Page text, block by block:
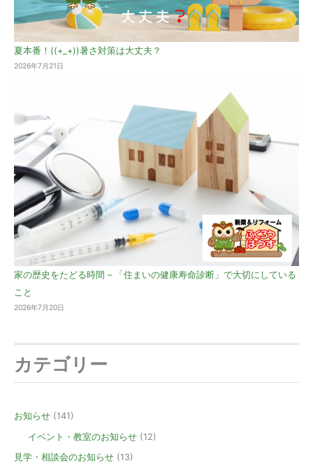
夏本番！((+_+))暑さ対策は大丈夫？
2026年7月21日
家の歴史をたどる時間 – 「住まいの健康寿命診断」で大切にしている
こと
2026年7月20日
カテゴリー
お知らせ (141)
イベント・教室のお知らせ (12)
見学・相談会のお知らせ (13)